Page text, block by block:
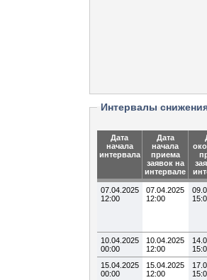
Интервалы
Дата
начала
интервала
Дата
начала
приема
заявок на
интервале
07.04.2025
12:00
07.04.2025
12:00
10.04.2025
00:00
10.04.2025
12:00
15.04.2025
00:00
15.04.2025
12:00